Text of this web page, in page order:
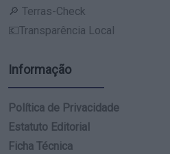
🔎 Terras-Check
💶Transparência Local
Informação
Política de Privacidade
Estatuto Editorial
Ficha Técnica